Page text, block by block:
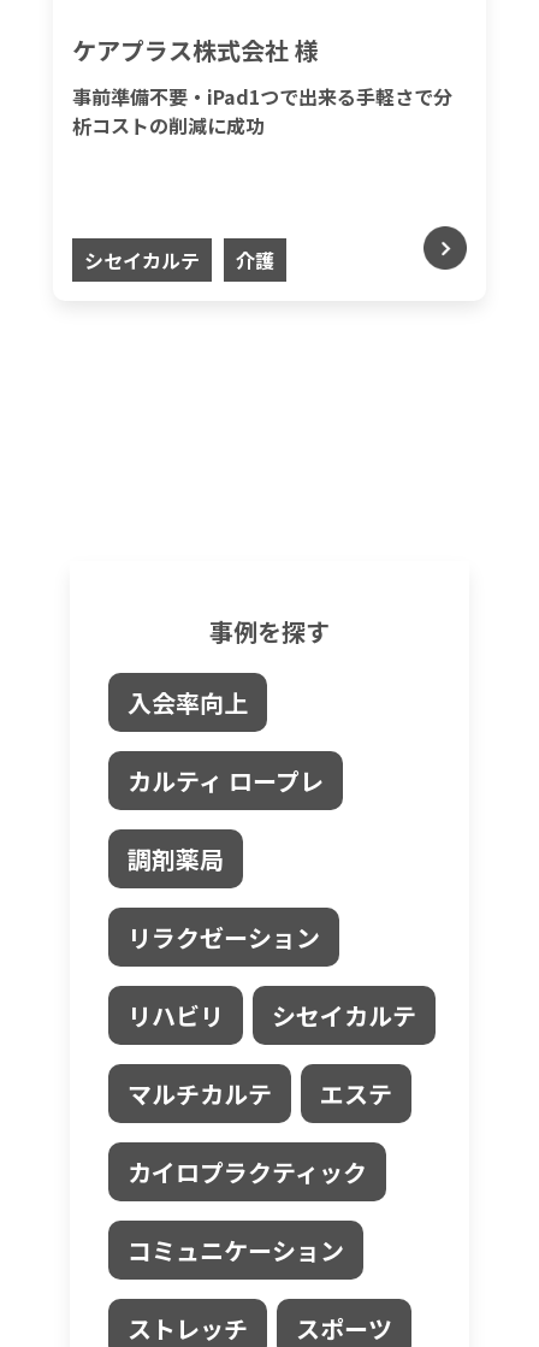
ケアプラス株式会社 様
事前準備不要・iPad1つで出来る手軽さで分
析コストの削減に成功
シセイカルテ 介護
事例を探す
入会率向上
カルティ ロープレ
調剤薬局
リラクゼーション
リハビリ シセイカルテ
マルチカルテ エステ
カイロプラクティック
コミュニケーション
ストレッチ スポーツ